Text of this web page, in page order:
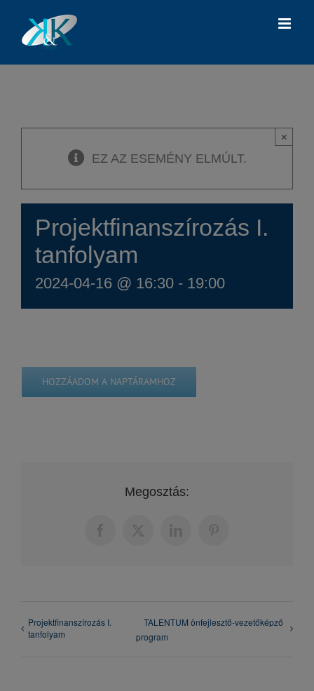
EZ AZ ESEMÉNY ELMÚLT.
×
Projektfinanszírozás I.
tanfolyam
2024-04-16 @ 16:30 - 19:00
HOZZÁADOM A NAPTÁRAMHOZ
Megosztás:
Projektfinanszírozás I.
tanfolyam
TALENTUM önfejlesztő-vezetőképző
program